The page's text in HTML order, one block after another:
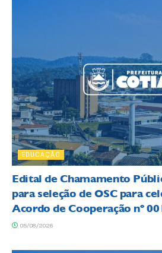
EDUCAÇÃO
Edital de Chamamento
para seleção de OSC para
Acordo de Cooperação nº
05/08/2026